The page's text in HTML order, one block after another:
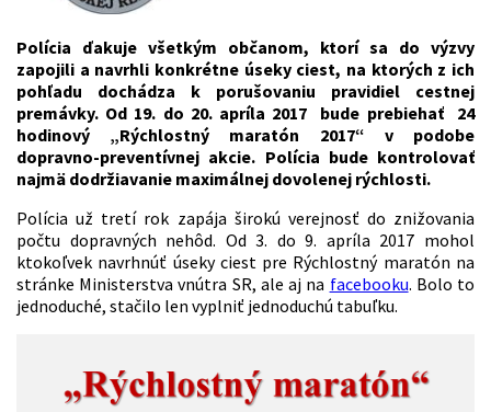
Polícia ďakuje všetkým občanom, ktorí sa do výzvy
zapojili a navrhli konkrétne úseky ciest, na ktorých z ich
pohľadu dochádza k porušovaniu pravidiel cestnej
premávky. Od 19. do 20. apríla 2017 bude prebiehať 24
hodinový „Rýchlostný maratón 2017“ v podobe
dopravno-preventívnej akcie. Polícia bude kontrolovať
najmä dodržiavanie maximálnej dovolenej rýchlosti.
Polícia už tretí rok zapája širokú verejnosť do znižovania
počtu dopravných nehôd. Od 3. do 9. apríla 2017 mohol
ktokoľvek navrhnúť úseky ciest pre Rýchlostný maratón na
stránke Ministerstva vnútra SR, ale aj na facebooku. Bolo to
jednoduché, stačilo len vyplniť jednoduchú tabuľku.